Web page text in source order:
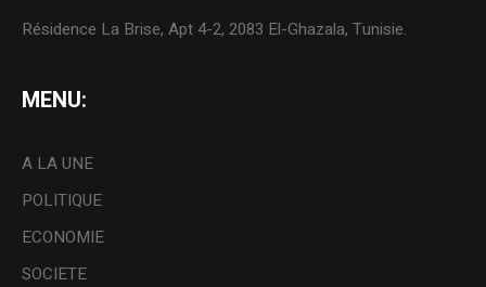
Résidence La Brise, Apt 4-2, 2083 El-Ghazala, Tunisie.
MENU:
A LA UNE
POLITIQUE
ECONOMIE
SOCIETE